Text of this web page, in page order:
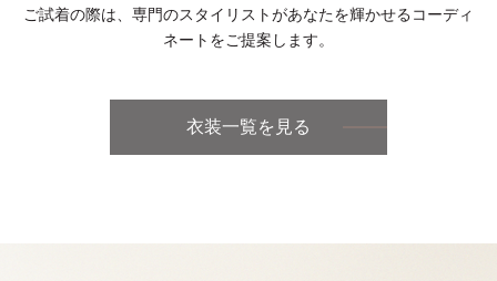
ご試着の際は、専門のスタイリストがあなたを輝かせるコーディ
ネートをご提案します。
衣装一覧を見る